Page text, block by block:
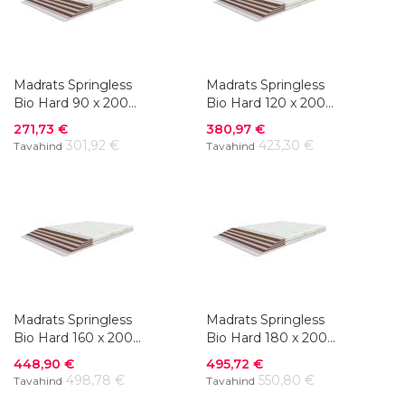
Madrats Springless
Bio Hard 90 x 200
cm
Soodushind
271,73 €
Tavahind 301,92 €
Madrats Springless
Bio Hard 120 x 200
cm
Soodushind
380,97 €
Tavahind 423,30 €
Madrats Springless
Bio Hard 160 x 200
cm
Soodushind
448,90 €
Tavahind 498,78 €
Madrats Springless
Bio Hard 180 x 200
cm
Soodushind
495,72 €
Tavahind 550,80 €